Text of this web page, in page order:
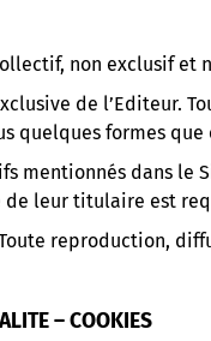
non exclusif et
de l’Editeur.
quelques formes
mentionnés dans
leur titulaire est
reproduction,
– COOKIES